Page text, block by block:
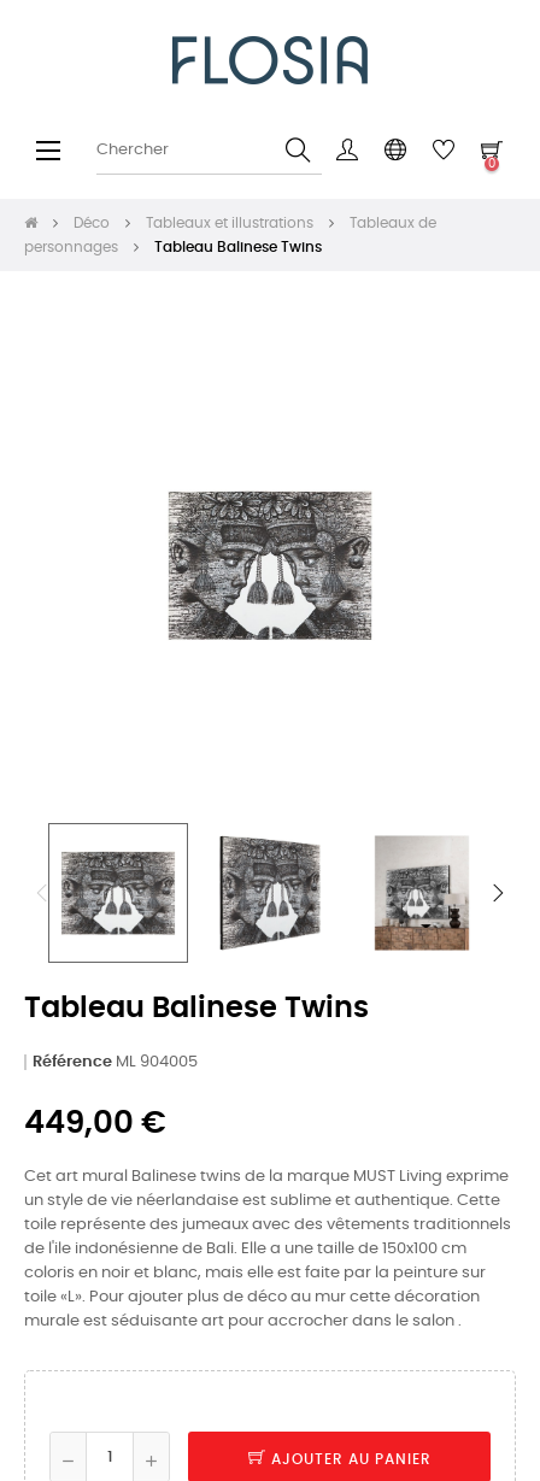
Basculer
☰
0
Déco Tableaux et illustrations
Tableaux de
personnages
Tableau Balinese Twins
Tableau Balinese Twins
Référence ML 904005
449,00 €
Cet art mural Balinese twins de la marque MUST Living exprime
un style de vie néerlandaise est sublime et authentique. Cette
toile représente des jumeaux avec des vêtements traditionnels
de l'ile indonésienne de Bali. Elle a une taille de 150x100 cm
coloris en noir et blanc, mais elle est faite par la peinture sur
toile «L». Pour ajouter plus de déco au mur cette décoration
murale est séduisante art pour accrocher dans le salon .
AJOUTER AU PANIER